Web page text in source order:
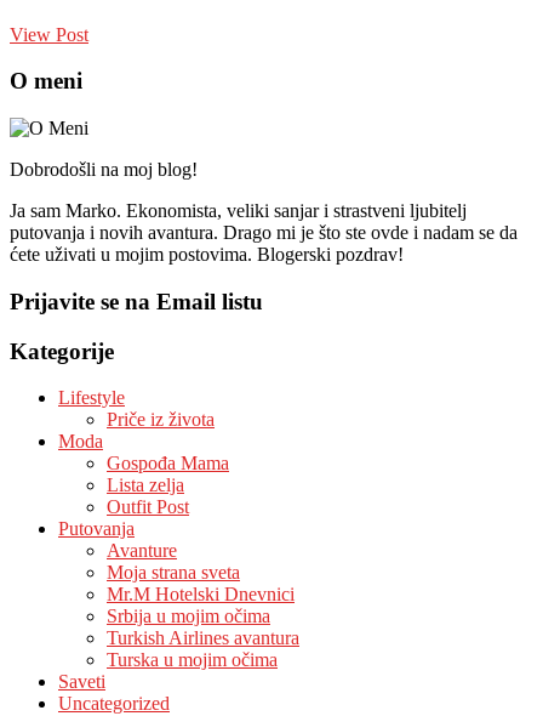
View Post
O meni
Dobrodošli na moj blog!
Ja sam Marko. Ekonomista, veliki sanjar i strastveni ljubitelj
putovanja i novih avantura. Drago mi je što ste ovde i nadam se da
ćete uživati u mojim postovima. Blogerski pozdrav!
Prijavite se na Email listu
Kategorije
Lifestyle
Priče iz života
Moda
Gospođa Mama
Lista zelja
Outfit Post
Putovanja
Avanture
Moja strana sveta
Mr.M Hotelski Dnevnici
Srbija u mojim očima
Turkish Airlines avantura
Turska u mojim očima
Saveti
Uncategorized